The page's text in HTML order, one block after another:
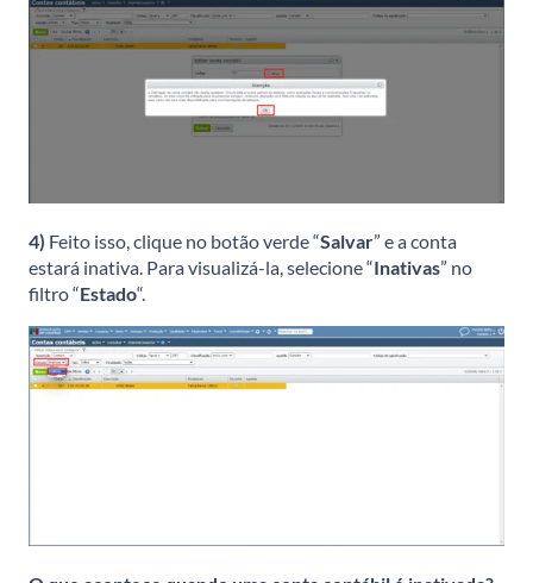
4) Feito isso, clique no botão verde “Salvar” e a conta
estará inativa. Para visualizá-la, selecione “Inativas” no
filtro “Estado“.